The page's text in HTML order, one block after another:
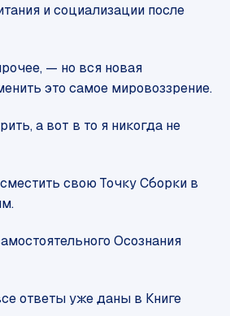
и социализации после
— но вся новая
это самое мировоззрение.
а вот в то я никогда не
свою Точку Сборки в
Осознания
ответы уже даны в Книге